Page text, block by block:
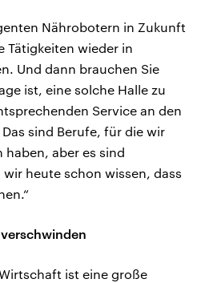
Nährobotern in Zukunft
Tätigkeiten wieder in
Und dann brauchen Sie
ist, eine solche Halle zu
Service an den
sind Berufe, für die wir
haben, aber es sind
heute schon wissen, dass
ist eine große